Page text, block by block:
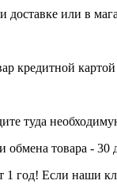
или в
кредитной
туда
обмена товара - 30
1 год! Если